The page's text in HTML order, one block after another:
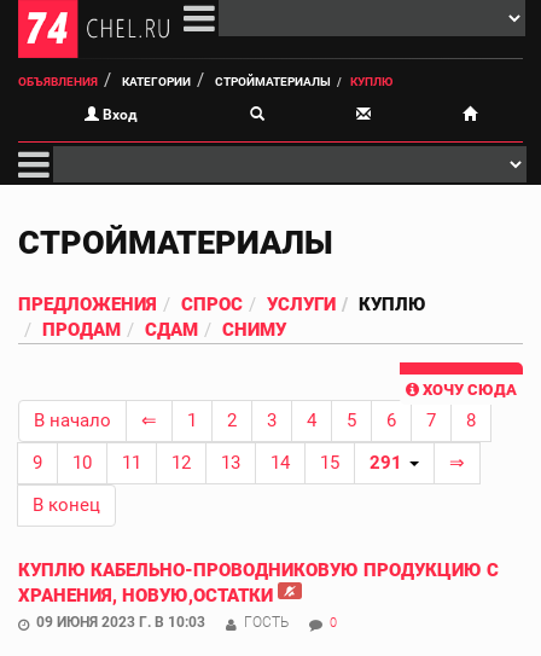
ОБЪЯВЛЕНИЯ КАТЕГОРИИ СТРОЙМАТЕРИАЛЫ КУПЛЮ
Вход
СТРОЙМАТЕРИАЛЫ
ПРЕДЛОЖЕНИЯ СПРОС УСЛУГИ
КУПЛЮ
ПРОДАМ
СДАМ СНИМУ
ХОЧУ СЮДА
В начало ⇐ 1 2 3 4 5 6 7
8
9
10 11 12 13 14 15 291
⇒
В конец
КУПЛЮ КАБЕЛЬНО-ПРОВОДНИКОВУЮ ПРОДУКЦИЮ С
ХРАНЕНИЯ, НОВУЮ,ОСТАТКИ
09 ИЮНЯ 2023 Г. В 10:03 ГОСТЬ 0